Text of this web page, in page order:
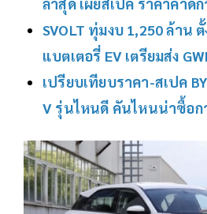
ล่าสุด เผยสเปค ราคาคาด
SVOLT ทุ่มงบ 1,250 ล้าน
แบตเตอรี่ EV เตรียมส่ง
เปรียบเทียบราคา-สเปค
V รุ่นไหนดี คันไหนน่าซื้อก